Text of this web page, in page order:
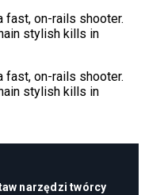
fast, on-rails shooter.
stylish kills in
fast, on-rails shooter.
stylish kills in
narzędzi twórcy